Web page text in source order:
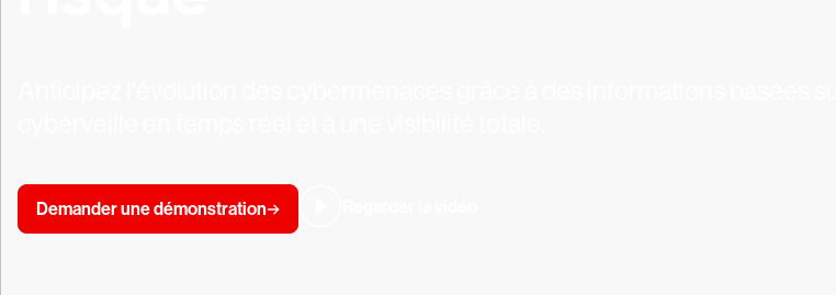
Demander une démonstration